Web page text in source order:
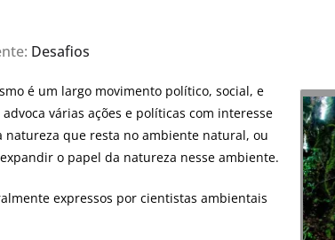
Desafios
é um largo movimento político, social, e
várias ações e políticas com interesse
natureza que resta no ambiente natural, ou
o papel da natureza nesse ambiente.
expressos por cientistas ambientais